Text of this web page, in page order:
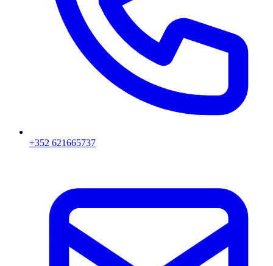
+352 621665737